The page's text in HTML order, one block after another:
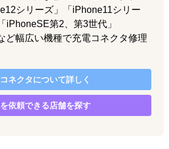
シリーズ」「iPhone11シリー
iPhoneSE第2、第3世代」
ど幅広い機種で充電コネクタ修理
ネクタについて詳しく
依頼できる店舗を探す